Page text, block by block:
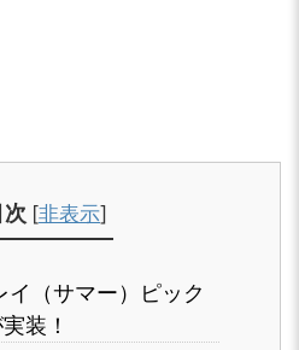
次 [非表示]
イ（サマー）ピック
装！